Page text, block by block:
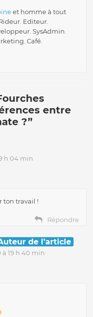
et homme à tout
Editeur.
SysAdmin.
Café.
entre
?”
h 04 min
ton travail !
Répondre
de l’article
à 19 h 40 min